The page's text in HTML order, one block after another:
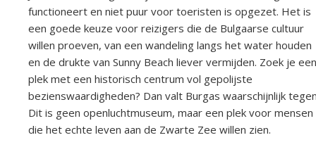
functioneert en niet puur voor toeristen is opgezet. Het is
een goede keuze voor reizigers die de Bulgaarse cultuur
willen proeven, van een wandeling langs het water houden
en de drukte van Sunny Beach liever vermijden. Zoek je een
plek met een historisch centrum vol gepolijste
bezienswaardigheden? Dan valt Burgas waarschijnlijk
Dit is geen openluchtmuseum, maar een plek voor mensen
die het echte leven aan de Zwarte Zee willen zien.